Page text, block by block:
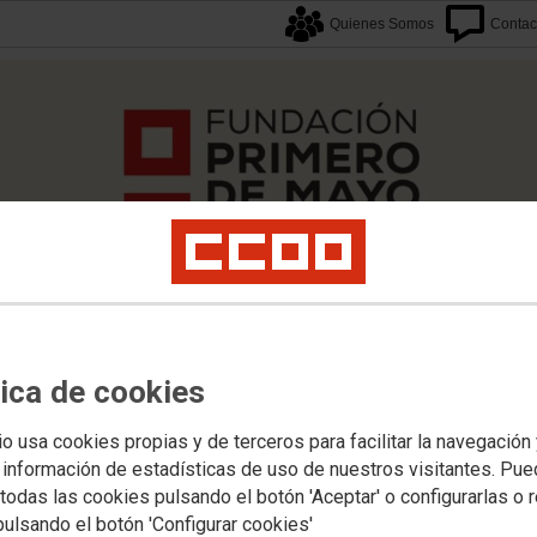
de cookies
usa cookies propias y de terceros para facilitar la navegación
de estadísticas de uso de nuestros visitantes.
las cookies pulsando el botón 'Aceptar' o configurarlas o
el botón 'Configurar cookies'
Quienes Somos
Proyectos Formación Archivos Biblioteca Agenda F1M
Newsletter